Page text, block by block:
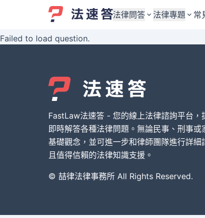
法律問答
婚姻與監護權
債務與債權
刑事犯罪案件
其他案件類型
法律專題
婚姻與監護權
債務與債權
刑事犯罪案件
其他案件類型
常
Failed to load question.
FastLaw法速答 - 您的線上法律諮詢平台，
即時解答各種法律問題。無論民事、刑事
基礎觀念，並可進一步和律師團隊進行詳細
且值得信賴的法律知識支援。
© 喆律法律事務所 All Rights Reserved.